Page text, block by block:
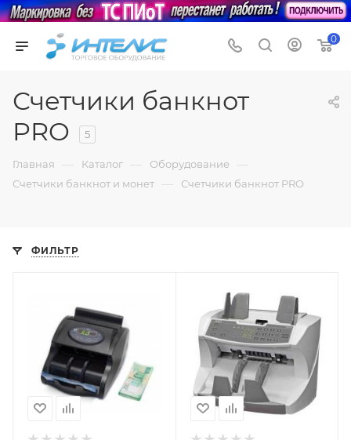
0
Счетчики банкнот
PRO
5
Главная — Каталог — Оборудование —
Счетчики банкнот и монет — Счетчики банкнот PRO
ФИЛЬТР